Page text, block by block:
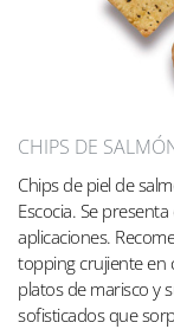
CHIPS DE
Chips de piel de
Escocia. Se
aplicaciones.
topping crujiente en
platos de marisco y
sofisticados que